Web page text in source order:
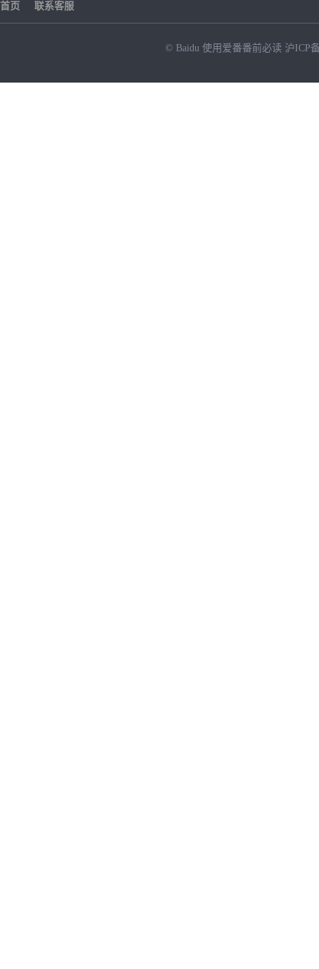
首页 联系客服
© Baidu 使用爱番番前必读 沪ICP